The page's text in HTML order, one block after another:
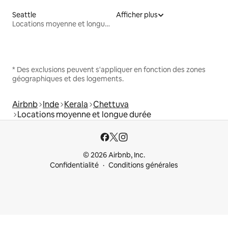
Seattle
Locations moyenne et longue durée
Afficher plus
* Des exclusions peuvent s'appliquer en fonction des zones
géographiques et des logements.
Airbnb Inde Kerala Chettuva
Locations moyenne et longue durée
© 2026 Airbnb, Inc.
Confidentialité
Conditions générales